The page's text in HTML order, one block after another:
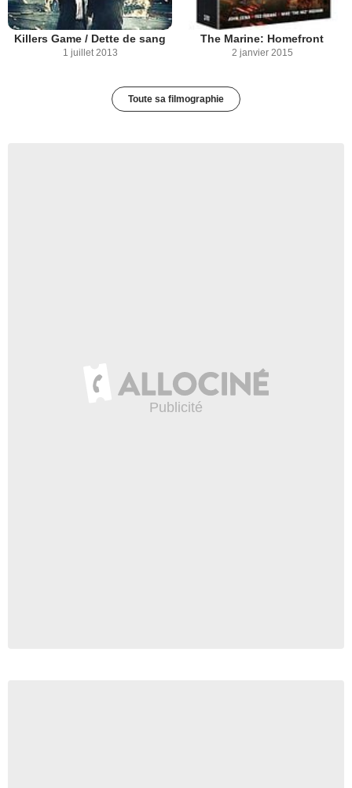
Killers Game / Dette de sang
1 juillet 2013
The Marine: Homefront
2 janvier 2015
Toute sa filmographie